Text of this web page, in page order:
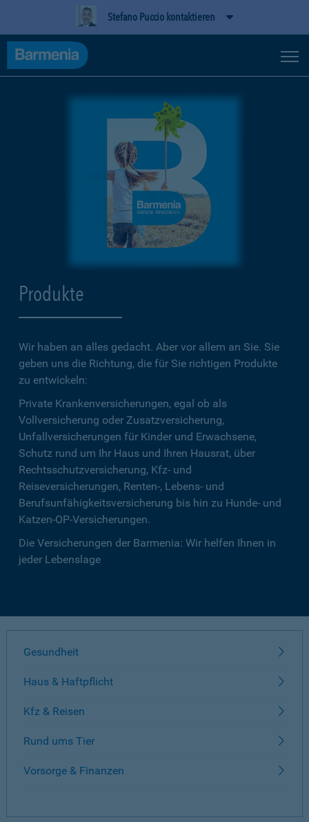
Stefano Puccio kontaktieren
Produkte
Wir haben an alles gedacht. Aber vor allem an Sie. Sie
geben uns die Richtung, die für Sie richtigen Produkte
zu entwickeln:
Private Krankenversicherungen, egal ob als
Vollversicherung oder Zusatzversicherung,
Unfallversicherungen für Kinder und Erwachsene,
Schutz rund um Ihr Haus und Ihren Hausrat, über
Rechtsschutzversicherung, Kfz- und
Reiseversicherungen, Renten-, Lebens- und
Berufsunfähigkeitsversicherung bis hin zu Hunde- und
Katzen-OP-Versicherungen.
Die Versicherungen der Barmenia: Wir helfen Ihnen in
jeder Lebenslage
Gesundheit
Haus & Haftpflicht
Kfz & Reisen
Rund ums Tier
Vorsorge & Finanzen